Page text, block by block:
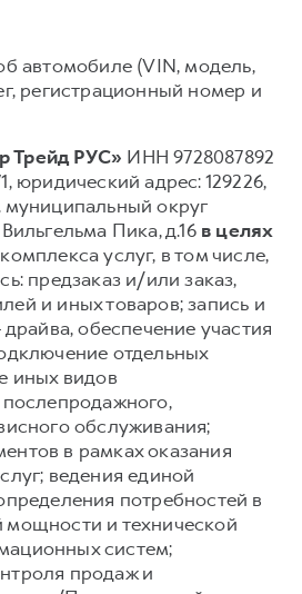
автомобиле (VIN, модель,
регистрационный номер и
РУС» ИНН 9728087892
юридический адрес: 129226,
муниципальный округ
Пика, д.16 в целях
услуг, в том числе,
предзаказ и/или заказ,
и иных товаров; запись и
драйва, обеспечение участия
отдельных
иных видов
обслуживания;
в рамках оказания
ведения единой
потребностей в
мощности и технической
систем;
продаж и